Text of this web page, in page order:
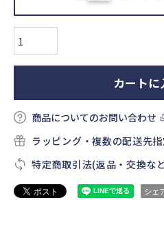
カートに
商品についてのお問い合わせ
ラッピング・複数の配送先
特定商取引法(返品・交換な
シェ